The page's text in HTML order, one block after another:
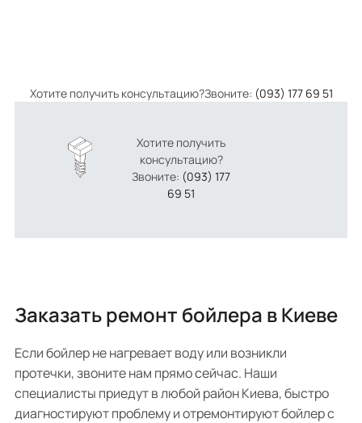
Хотите получить консультацию?Звоните: (093) 177 69 51
Хотите получить
консультацию?
Звоните: (093) 177
69 51
Заказать ремонт бойлера в Киеве
Если бойлер не нагревает воду или возникли
протечки, звоните нам прямо сейчас. Наши
специалисты приедут в любой район Киева, быстро
диагностируют проблему и отремонтируют бойлер с